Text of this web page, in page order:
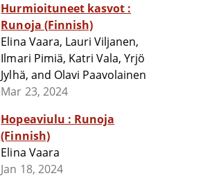
Hurmioituneet kasvot :
Runoja (Finnish)
Elina Vaara, Lauri Viljanen,
Ilmari Pimiä, Katri Vala, Yrjö
Jylhä, and Olavi Paavolainen
Mar 23, 2024
Hopeaviulu : Runoja
(Finnish)
Elina Vaara
Jan 18, 2024